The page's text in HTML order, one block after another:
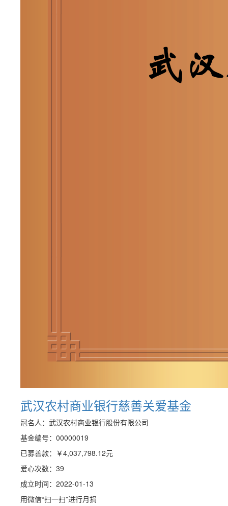
武汉农村商业银行慈善关爱基金
冠名人：武汉农村商业银行股份有限公司
基金编号：00000019
已募善款： ￥4,037,798.12元
爱心次数：39
成立时间：2022-01-13
用微信“扫一扫”进行月捐